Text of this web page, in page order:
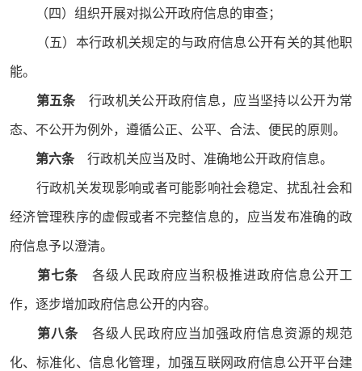
（四）组织开展对拟公开政府信息的审查；
（五）本行政机关规定的与政府信息公开有关的其他职
能。
第五条行政机关公开政府信息，应当坚持以公开为常
态、不公开为例外，遵循公正、公平、合法、便民的原则。
第六条行政机关应当及时、准确地公开政府信息。
行政机关发现影响或者可能影响社会稳定、扰乱社会和
经济管理秩序的虚假或者不完整信息的，应当发布准确的政
府信息予以澄清。
第七条 各级人民政府应当积极推进政府信息公开工
作，逐步增加政府信息公开的内容。
第八条 各级人民政府应当加强政府信息资源的规范
化、标准化、信息化管理，加强互联网政府信息公开平台建